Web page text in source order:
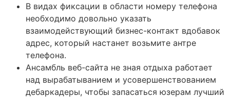
В видах фиксации в области номеру телефона
необходимо довольно указать
взаимодействующий бизнес-контакт вдобавок
адрес, который настанет возьмите антре
телефона.
Ансамбль веб-сайта не зная отдыха работает
над вырабатыванием и усовершенствованием
дебаркадеры, чтобы запасаться юзерам лучший